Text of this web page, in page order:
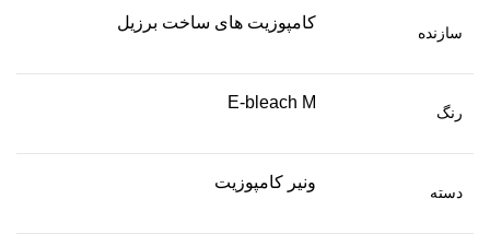
سازنده
کامپوزیت های ساخت برزیل
رنگ
E-bleach M
دسته
ونیر کامپوزیت